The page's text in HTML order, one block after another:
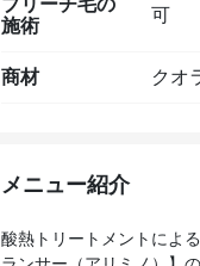
ブリーチ毛の
施術
可
商材 クオ
メニュー紹介
酸熱トリートメントによ